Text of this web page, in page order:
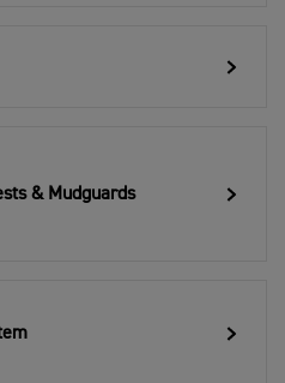
& Mudguards